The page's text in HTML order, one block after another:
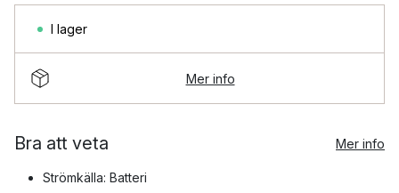
I lager
Mer info
Bra att veta Mer info
Strömkälla: Batteri